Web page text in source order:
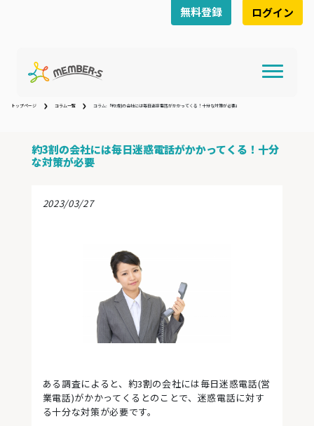
無料登録 ログイン
トップページ コラム一覧 コラム:「約3割の会社には毎日迷惑電話がかかってくる！十分な対策が必要」
約3割の会社には毎日迷惑電話がかかってくる！十分
な対策が必要
2023/03/27
ある調査によると、約3割の会社には毎日迷惑電話(営
業電話)がかかってくるとのことで、迷惑電話に対す
る十分な対策が必要です。